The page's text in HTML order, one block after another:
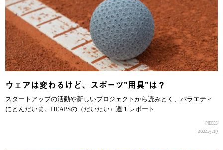
ウェアは変わるけど、スポーツ”用具”は？
スタートアップの活動や新しいプロジェクトから読みとく、バラエティ
にとんだいま。HEAPSの（だいたい）週１レポート
PIECES
2024.5.19